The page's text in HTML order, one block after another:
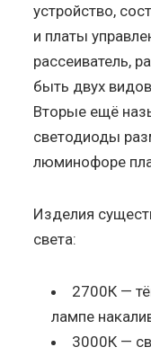
устройство,
и платы
рассеиватель,
быть двух
Вторые ещё
светодиоды
люминофоре
Изделия
света:
2700К —
лампе
3000К —